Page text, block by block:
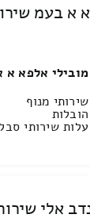
א בעמ
מובילי אלפא א
שירותי מנוף
הובלות
עלות שירותי
אלי